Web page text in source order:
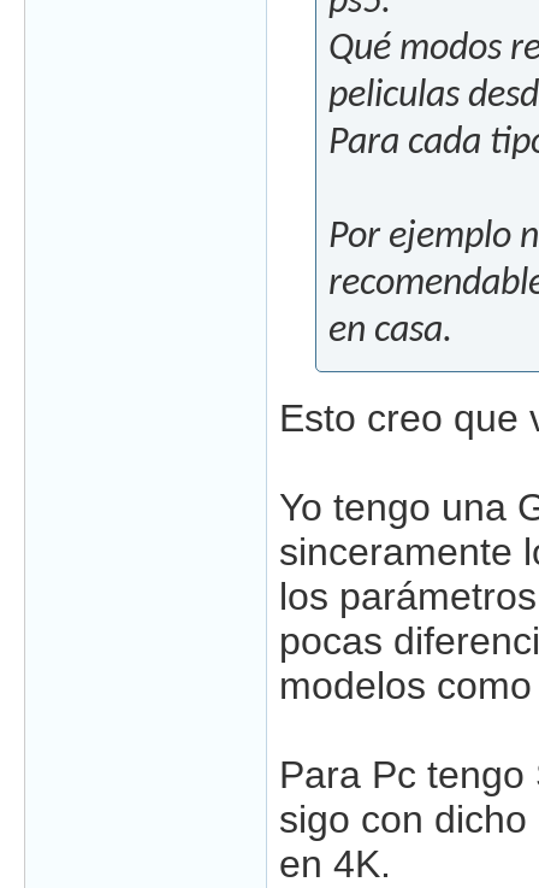
Qué modos
peliculas
Para cada
Por ejemplo
en casa.
Esto creo que
Yo tengo una
sinceramente
los
pocas
modelos
Para Pc
sigo con
en 4K.